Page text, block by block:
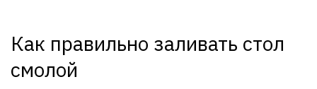
Как правильно заливать стол
смолой